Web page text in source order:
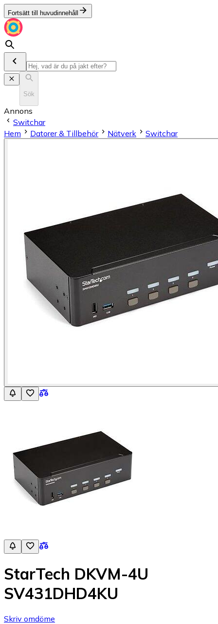
Fortsätt till huvudinnehåll
Sök
Annons
Switchar
Hem
Datorer & Tillbehör Nätverk Switchar
StarTech DKVM-4U
SV431DHD4KU
Skriv omdöme